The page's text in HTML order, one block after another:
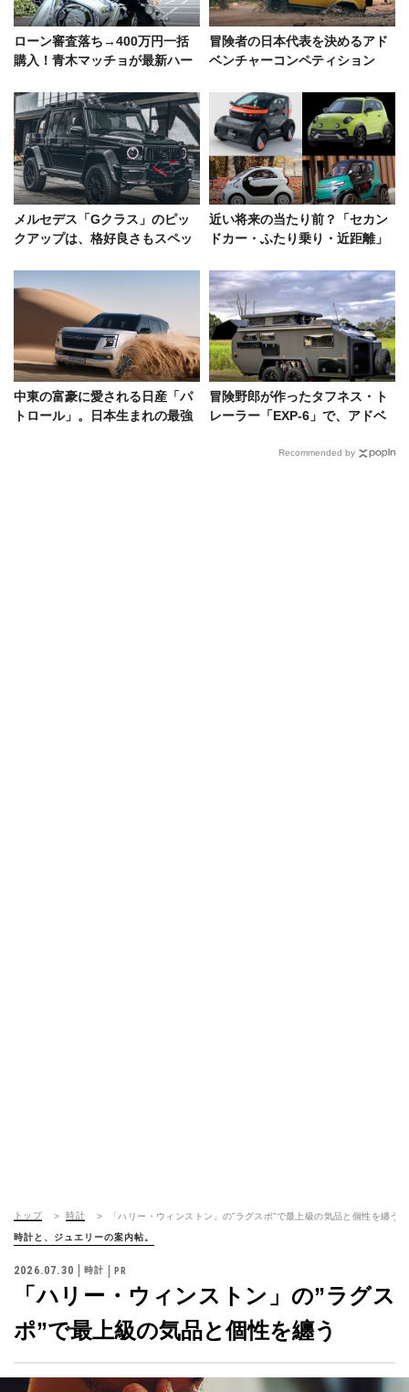
ローン審査落ち→400万円一括
購入！青木マッチョが最新ハー
冒険者の日本代表を決めるアド
ベンチャーコンペティション
ポート
メルセデス「Gクラス」のピッ
クアップは、格好良さもスペッ
近い将来の当たり前？「セカン
ドカー・ふたり乗り・近距離」
中東の富豪に愛される日産「パ
トロール」。日本生まれの最強
冒険野郎が作ったタフネス・ト
レーラー「EXP-6」で、アドベ
Recommended by
トップ 時計 「ハリー・ウィンストン」の”ラグスポ”で最上級の気品と個性を纏う
時計と、ジュエリーの案内帖。
2026.07.30 時計
「ハリー・ウィンストン」の”ラグス
ポ”で最上級の気品と個性を纏う